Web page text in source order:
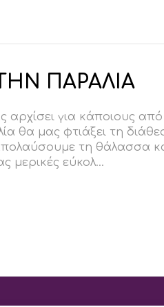
ΠΑΡΑΛΙΑ
αρχίσει για κάποιους από
θα μας φτιάξει τη
τη θάλασσα
μερικές εύκολ...